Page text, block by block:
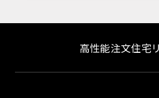
高性能注文住宅